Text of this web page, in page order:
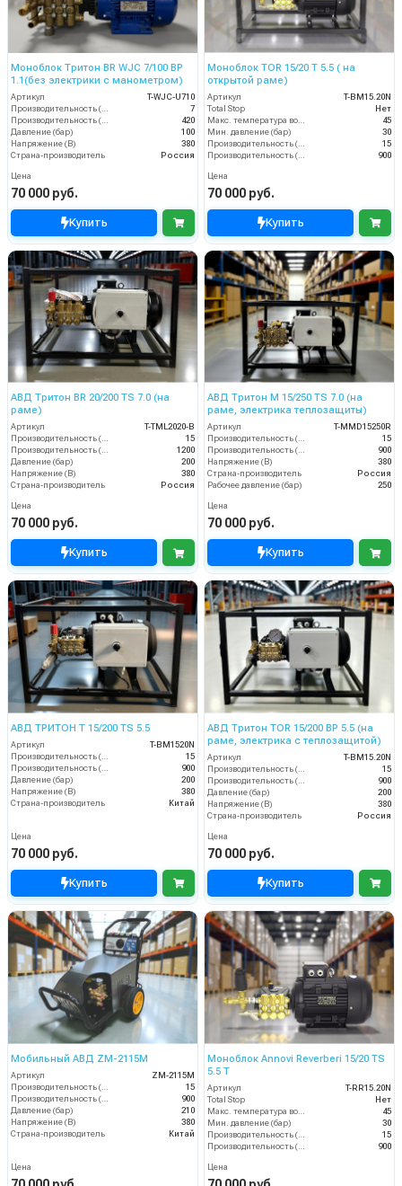
Моноблок Тритон BR WJC 7/100 BP
1.1(без электрики с манометром)
Артикул
T-WJC-U710
7
420
Давление (бар)
100
Напряжение (В)
380
Страна-производитель
Россия
Цена
70 000 руб.
Купить
Моноблок TOR 15/20 T 5.5 ( на
открытой раме)
Артикул
T-BM15.20N
Total Stop
Нет
45
Мин. давление (бар)
30
15
900
Цена
70 000 руб.
Купить
АВД Тритон BR 20/200 TS 7.0 (на
раме)
Артикул
T-TML2020-B
Производительность (л/мин)
15
Производительность (л/ч)
1200
Давление (бар)
200
Напряжение (В)
380
Страна-производитель
Россия
Цена
70 000 руб.
Купить
АВД Тритон M 15/250 TS 7.0 (на
раме, электрика теплозащиты)
Артикул
T-MMD15250R
Производительность (л/мин)
15
Производительность (л/ч)
900
Напряжение (В)
380
Страна-производитель
Россия
Рабочее давление (бар)
250
Цена
70 000 руб.
Купить
АВД ТРИТОН T 15/200 TS 5.5
Артикул
T-BM1520N
15
900
Давление (бар)
200
Напряжение (В)
380
Страна-производитель
Китай
Цена
70 000 руб.
Купить
АВД Тритон TOR 15/200 ВР 5.5 (на
раме, электрика с теплозащитой)
Артикул
T-BM15.20N
15
900
Давление (бар)
200
Напряжение (В)
380
Страна-производитель
Россия
Цена
70 000 руб.
Купить
Мобильный АВД ZM-2115М
Артикул
ZM-2115М
15
900
Давление (бар)
210
Напряжение (В)
380
Страна-производитель
Китай
Цена
Моноблок Annovi Reverberi 15/20 TS
5.5 T
Артикул
T-RR15.20N
Total Stop
Нет
45
Мин. давление (бар)
30
15
900
Цена